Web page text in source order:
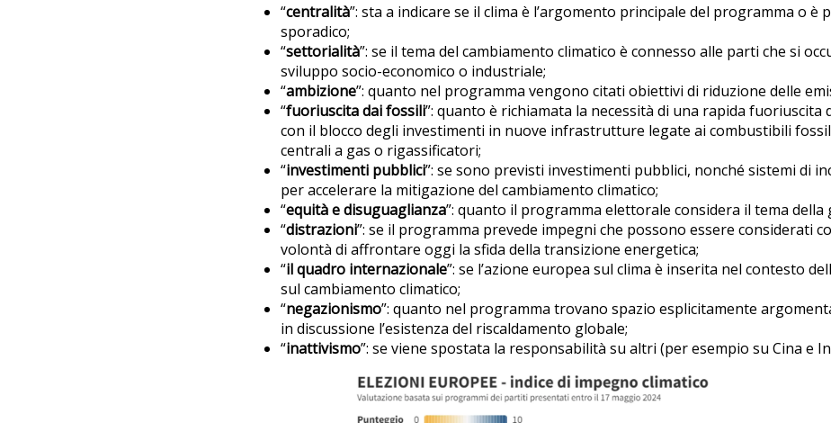
“centralità”: sta a indicare se il clima è l’argomento principale del programma o è
sporadico;
“settorialità”: se il tema del cambiamento climatico è connesso alle parti che si
sviluppo socio-economico o industriale;
“ambizione”: quanto nel programma vengono citati obiettivi di riduzione delle
“fuoriuscita dai fossili”: quanto è richiamata la necessità di una rapida fuoriuscita
con il blocco degli investimenti in nuove infrastrutture legate ai combustibili
centrali a gas o rigassificatori;
“investimenti pubblici”: se sono previsti investimenti pubblici, nonché sistemi di
per accelerare la mitigazione del cambiamento climatico;
“equità e disuguaglianza”: quanto il programma elettorale considera il tema della
“distrazioni”: se il programma prevede impegni che possono essere considerati
volontà di affrontare oggi la sfida della transizione energetica;
“il quadro internazionale”: se l’azione europea sul clima è inserita nel contesto
sul cambiamento climatico;
“negazionismo”: quanto nel programma trovano spazio esplicitamente
in discussione l’esistenza del riscaldamento globale;
“inattivismo”: se viene spostata la responsabilità su altri (per esempio su Cina e